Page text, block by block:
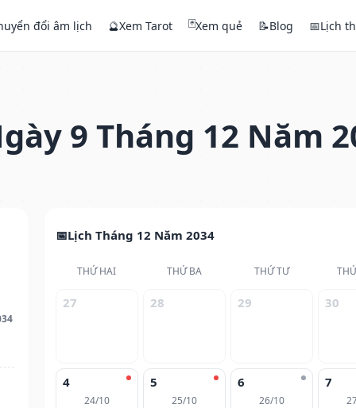
đổi âm lịch 🔮Xem Tarot 🃏Xem quẻ 📝Blog 📅Lịch
9 Tháng 12 Năm
Lịch Tháng 12 Năm 2034
THỨ HAI THỨ BA THỨ TƯ
27 28 29 30
4
24/10
5
25/10
6
26/10
7